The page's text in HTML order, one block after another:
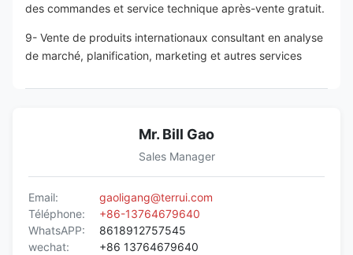
des commandes et service technique après-vente gratuit.
9- Vente de produits internationaux consultant en analyse
de marché, planification, marketing et autres services
Mr. Bill Gao
Sales Manager
Email:
gaoligang@terrui.com
Téléphone:
+86-13764679640
WhatsAPP:
8618912757545
wechat:
+86 13764679640